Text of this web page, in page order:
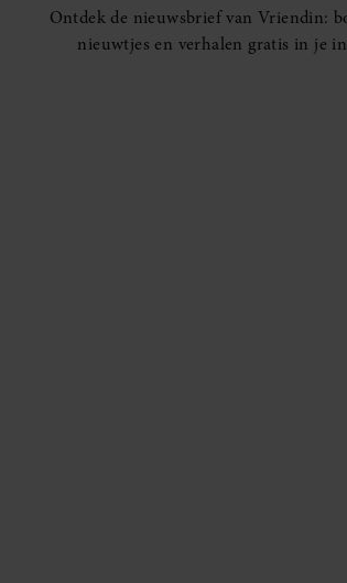
Ontdek de nieuwsbrief van Vriendin:
nieuwtjes en verhalen gratis in je